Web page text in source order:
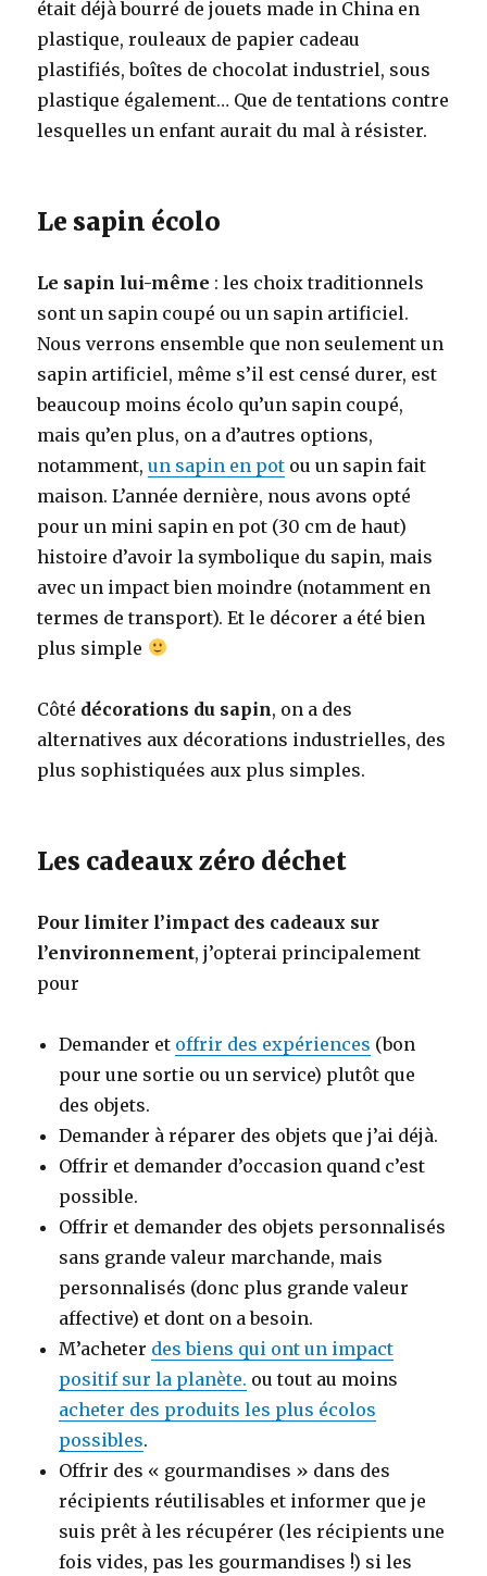
était déjà bourré de jouets made in China en
plastique, rouleaux de papier cadeau
plastifiés, boîtes de chocolat industriel, sous
plastique également… Que de tentations contre
lesquelles un enfant aurait du mal à résister.
Le sapin écolo
Le sapin lui-même : les choix traditionnels
sont un sapin coupé ou un sapin artificiel.
Nous verrons ensemble que non seulement un
sapin artificiel, même s’il est censé durer, est
beaucoup moins écolo qu’un sapin coupé,
mais qu’en plus, on a d’autres options,
notamment,un sapin en pot ou un sapin fait
maison. L’année dernière, nous avons opté
pour un mini sapin en pot (30 cm de haut)
histoire d’avoir la symbolique du sapin, mais
avec un impact bien moindre (notamment en
termes de transport). Et le décorer a été bien
plus simple
Côté décorations du sapin, on a des
alternatives aux décorations industrielles, des
plus sophistiquées aux plus simples.
Les cadeaux zéro déchet
Pour limiter l’impact des cadeaux sur
l’environnement, j’opterai principalement
pour
Demander et offrir des expériences (bon
pour une sortie ou un service) plutôt que
des objets.
Demander à réparer des objets que j’ai déjà.
Offrir et demander d’occasion quand c’est
possible.
Offrir et demander des objets personnalisés
sans grande valeur marchande, mais
personnalisés (donc plus grande valeur
affective) et dont on a besoin.
M’acheter des biens qui ont un impact
positif sur la planète. ou tout au moins
acheter des produits les plus écolos
possibles.
Offrir des « gourmandises » dans des
récipients réutilisables et informer que je
suis prêt à les récupérer (les récipients une
fois vides, pas les gourmandises !) si les